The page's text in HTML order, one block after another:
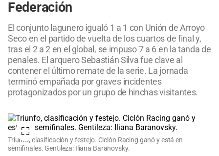
Federación
El conjunto lagunero igualó 1 a 1 con Unión de Arroyo
Seco en el partido de vuelta de los cuartos de final y,
tras el 2 a 2 en el global, se impuso 7 a 6 en la tanda de
penales. El arquero Sebastián Silva fue clave al
contener el último remate de la serie. La jornada
terminó empañada por graves incidentes
protagonizados por un grupo de hinchas visitantes.
Triunfo, clasificación y festejo. Ciclón Racing ganó y está en
semifinales. Gentileza: Iliana Baranovsky.